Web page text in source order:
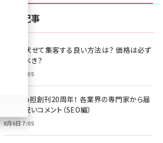
z世代 (1622)
meo (1275)
新着記事
価格を伏せて集客する良い方法は？ 価格は必ず
記載すべき？
8月6日 7:05
祝・Web担創刊20周年！ 各業界の専門家から届
いたお祝いコメント（SEO編）
8月6日 7:05